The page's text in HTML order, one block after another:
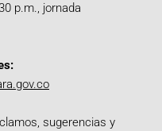
p.m., jornada
sugerencias y